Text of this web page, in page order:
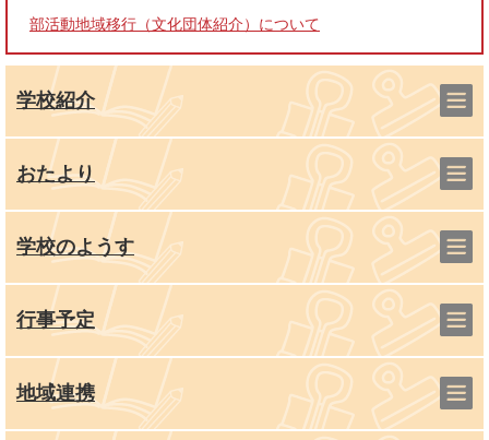
部活動地域移行（文化団体紹介）について
学校紹介
おたより
学校のようす
行事予定
地域連携